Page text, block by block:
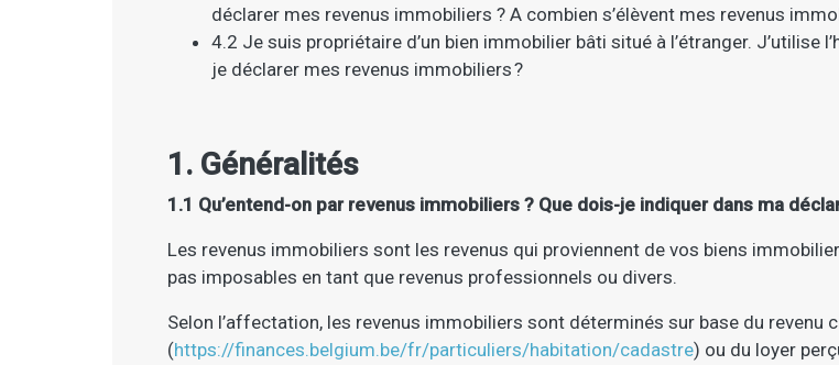
déclarer mes revenus immobiliers ? A combien s’élèvent mes revenus
4.2 Je suis propriétaire d’un bien immobilier bâti situé à l’étranger.
je déclarer mes revenus immobiliers ?
1. Généralités
1.1 Qu’entend-on par revenus immobiliers ? Que dois-je indiquer dans ma
Les revenus immobiliers sont les revenus qui proviennent de vos biens
pas imposables en tant que revenus professionnels ou divers.
Selon l’affectation, les revenus immobiliers sont déterminés sur base du revenu
(https://finances.belgium.be/fr/particuliers/habitation/cadastre) ou du loyer